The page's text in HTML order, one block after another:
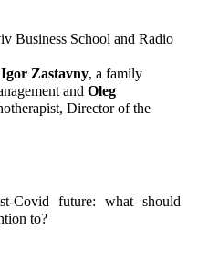
Business School and Radio
Igor Zastavny, a family
and Oleg
Director of the
Covid future: what should
to?